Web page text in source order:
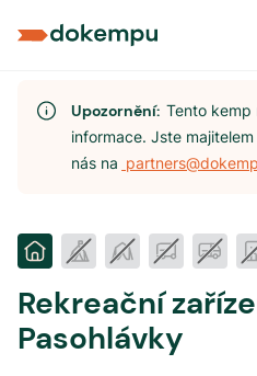
Upozornění:Tento kemp
informace. Jste
nás na
Rekreační
Pasohlávky